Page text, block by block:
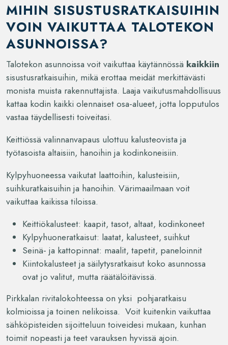
MIHIN SISUSTUSRATKAISUIHIN
VOIN VAIKUTTAA TALOTEKON
ASUNNOISSA?
Talotekon asunnoissa voit vaikuttaa käytännössä kaikkiin
sisustusratkaisuihin, mikä erottaa meidät merkittävästi
monista muista rakennuttajista. Laaja vaikutusmahdollisuus
kattaa kodin kaikki olennaiset osa-alueet, jotta lopputulos
vastaa täydellisesti toiveitasi.
Keittiössä valinnanvapaus ulottuu kalusteovista ja
työtasoista altaisiin, hanoihin ja kodinkoneisiin.
Kylpyhuoneessa vaikutat laattoihin, kalusteisiin,
suihkuratkaisuihin ja hanoihin. Värimaailmaan voit
vaikuttaa kaikissa tiloissa.
Keittiökalusteet: kaapit, tasot, altaat, kodinkoneet
Kylpyhuoneratkaisut: laatat, kalusteet, suihkut
Seinä- ja kattopinnat: maalit, tapetit, paneloinnit
Kiintokalusteet ja säilytysratkaisut koko asunnossa
ovat jo valitut, mutta räätälöitävissä.
Pirkkalan rivitalokohteessa on yksi pohjaratkaisu
kolmioissa ja toinen nelikoissa. Voit kuitenkin vaikuttaa
sähköpisteiden sijoitteluun toiveidesi mukaan, kunhan
toimit nopeasti ja teet varauksen hyvissä ajoin.